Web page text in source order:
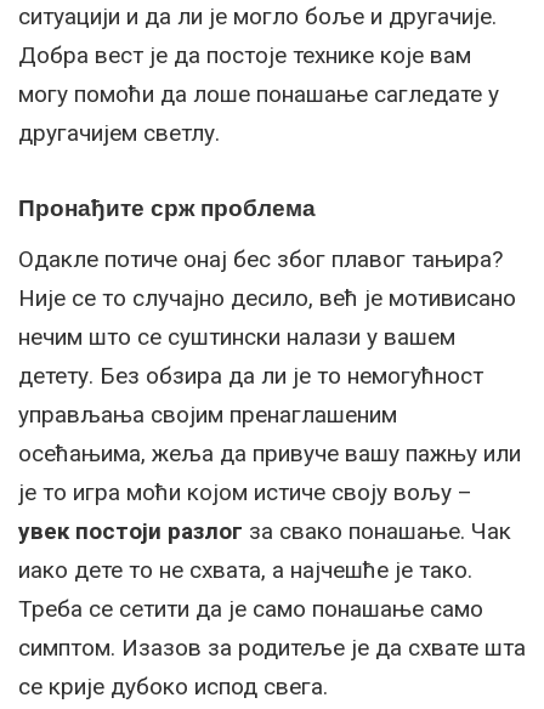
ситуацији и да ли је могло боље и другачије.
Добра вест је да постоје технике које вам
могу помоћи да лоше понашање сагледате у
другачијем светлу.
Пронађите срж проблема
Одакле потиче онај бес због плавог тањира?
Није се то случајно десило, већ је мотивисано
нечим што се суштински налази у вашем
детету. Без обзира да ли је то немогућност
управљања својим пренаглашеним
осећањима, жеља да привуче вашу пажњу или
је то игра моћи којом истиче своју вољу –
увек постоји разлог за свако понашање. Чак
иако дете то не схвата, а најчешће је тако.
Треба се сетити да је само понашање само
симптом. Изазов за родитеље је да схвате шта
се крије дубоко испод свега.